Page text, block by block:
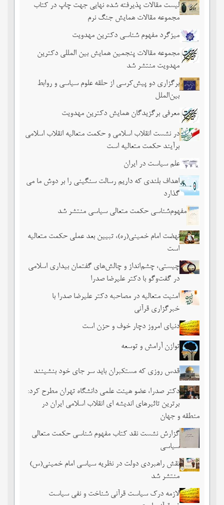
لیست مقالات پذیرفته شده نهایی جهت چاپ در کتاب
مجموعه مقالات همایش جنگ نرم
میزگرد مفهوم شناسی دکترین مهدویت
مجموعه مقالات پنجمین همایش بین المللی دکترین
مهدویت منتشر شد
برگزاری دو پیش‌کرسی از حلقه علوم سیاسی و روابط
بین‌الملل
معرفی برگزیدگان همایش دکترین مهدویت
در نشست انقلاب اسلامی و حکمت متعالیه انقلاب اسلامی
برآیند حکمت متعالیه است
علم سیاست در ایران
اهداف بلندی که داریم رسالت سنگینی را بر دوش ما می
گذارد
مفهوم‌شناسی حکمت متعالی سیاسی منتشر شد
نهضت امام خمینی(ره)، تبیین بعد عملی حکمت متعالیه
است
چیستی، چشم‌انداز و چالش‌های گفتمان بیداری اسلامی
در گفت‌وگو با دکتر علیرضا صدرا
امنیت متعالیه در مصاحبه دکتر علیرضا صدرا با
خبرگزاری قرآنی
دنیای امروز دچار خوف و حزن است
توازن آرامش و توسعه
قدس روزی که مستکبران باید سر جای خود بنشینند
دکتر صدرا، عضو هیئت علمی دانشگاه تهران مطرح کرد:
برترین تاثیرهای اندیشه ای انقلاب اسلامی ایران در
منطقه و جهان
گزارش نشست نقد کتاب مفهوم شناسی حکمت متعالی
سیاسی
نقش راهبردی دولت در نظریه سیاسی امام خمینی(س)
منتشر شد
لازمه درک سیاست قرآنی شناخت و نفی سیاست